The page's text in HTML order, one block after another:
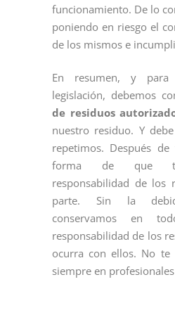
funcionamiento. De lo
poniendo en riesgo el
de los mismos e
En resumen, y
legislación, debemos
de residuos
nuestro residuo. Y
repetimos. Después
forma de que
responsabilidad de los
parte. Sin la
conservamos en
responsabilidad de los
ocurra con ellos. No te
siempre en